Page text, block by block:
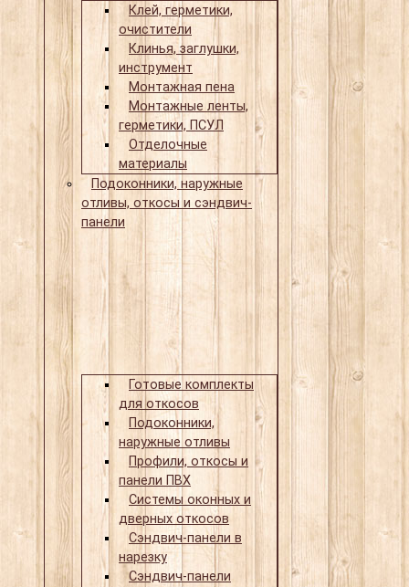
Клей, герметики,
очистители
Клинья, заглушки,
инструмент
Монтажная пена
Монтажные ленты,
герметики, ПСУЛ
Отделочные
материалы
Подоконники, наружные
отливы, откосы и сэндвич-
панели
Готовые комплекты
для откосов
Подоконники,
наружные отливы
Профили, откосы и
панели ПВХ
Системы оконных и
дверных откосов
Сэндвич-панели в
нарезку
Сэндвич-панели